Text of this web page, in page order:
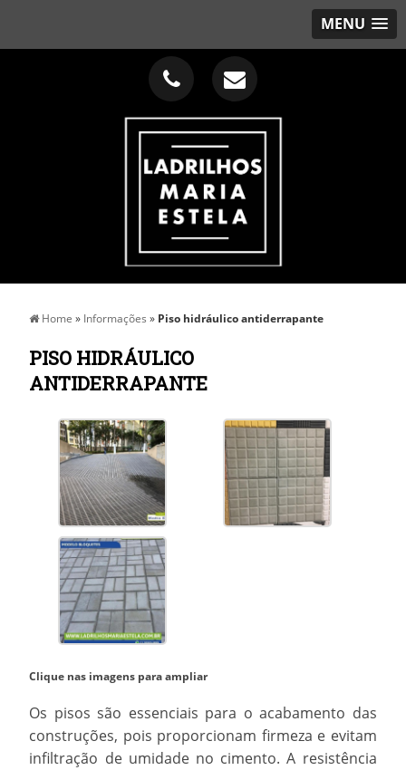
MENU
Home » Informações» Piso hidráulico antiderrapante
PISO HIDRÁULICO
ANTIDERRAPANTE
Clique nas imagens para ampliar
Os pisos são essenciais para o acabamento das
construções, pois proporcionam firmeza e evitam
infiltração de umidade no cimento. A resistência